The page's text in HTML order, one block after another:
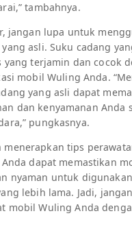
tambahnya.
jangan lupa untuk
asli. Suku cadang
yang terjamin dan cocok
mobil Wuling Anda.
yang asli dapat
dan kenyamanan Anda
pungkasnya.
menerapkan tips
dapat memastikan
nyaman untuk
lebih lama. Jadi,
mobil Wuling Anda